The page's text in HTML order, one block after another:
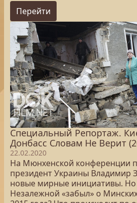
Перейти
Специальный Репортаж.
Донбасс Словам Не Верит
22.02.2020
На Мюнхенской конференции
президент Украины Владимир
новые мирные инициативы.
Незалежной «забыл» о